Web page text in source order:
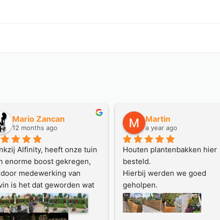
Ger Hagens
a year ago
Marktplaats met Alfinity in
gekomen. Alleen maar
ervaring. Kevin is
meedenkend, correct,
en houdt contact.
het werk wordt vooraf een
Gerko Spijker
a year ago
Goede service, goed product
en goede en snelle levering